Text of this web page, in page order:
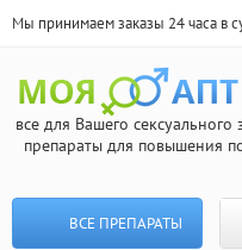
Мы принимаем заказы 24 часа в
все для Вашего сексуального
препараты для повышения
ВСЕ ПРЕПАРАТЫ